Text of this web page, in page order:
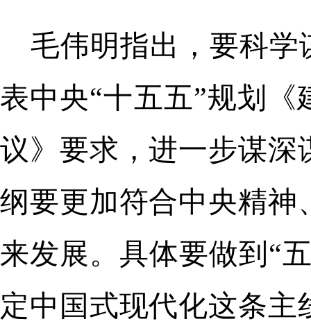
毛伟明指出，要科学
表中央“十五五”规划
议》要求，进一步谋深
纲要更加符合中央精神
来发展。具体要做到“
定中国式现代化这条